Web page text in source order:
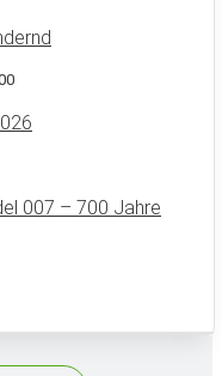
007 – 700 Jahre